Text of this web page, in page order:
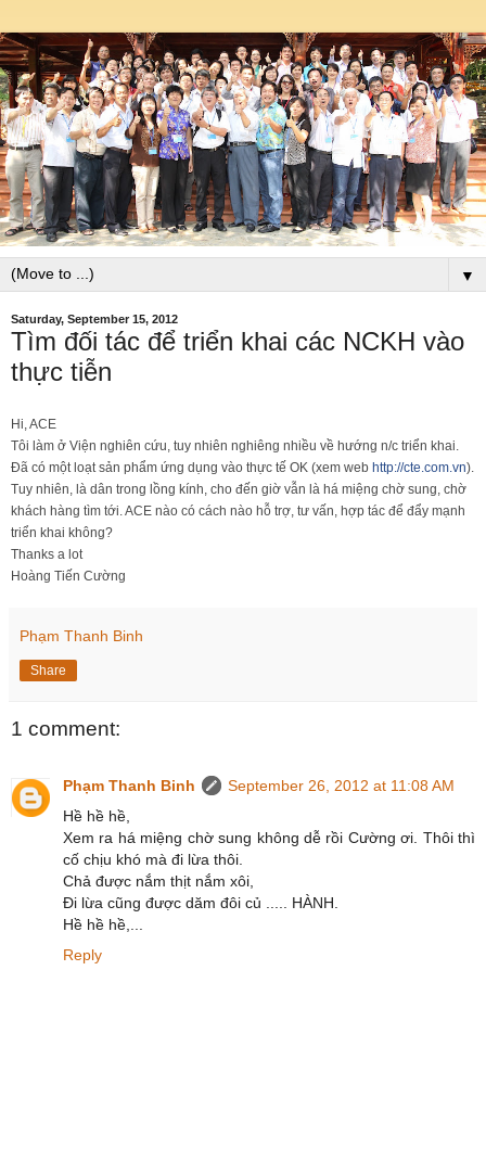
▼
Saturday, September 15, 2012
Tìm đối tác để triển khai các NCKH vào
thực tiễn
Hi, ACE
Tôi làm ở Viện nghiên cứu, tuy nhiên nghiêng nhiều về hướng n/c triển khai.
Đã có một loạt sản phẩm ứng dụng vào thực tế OK (xem web http://cte.com.vn).
Tuy nhiên, là dân trong lồng kính, cho đến giờ vẫn là há miệng chờ sung, chờ
khách hàng tìm tới. ACE nào có cách nào hỗ trợ, tư vấn, hợp tác để đẩy mạnh
triển khai không?
Thanks a lot
Hoàng Tiến Cường
Phạm Thanh Binh
Share
1 comment:
Phạm Thanh Binh
September 26, 2012 at 11:08 AM
Hề hề hề,
Xem ra há miệng chờ sung không dễ rồi Cường ơi. Thôi thì
cố chịu khó mà đi lừa thôi.
Chả được nắm thịt nắm xôi,
Đi lừa cũng được dăm đôi củ ..... HÀNH.
Hề hề hề,...
Reply